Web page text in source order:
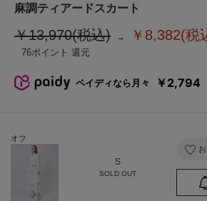
麻調ティアードスカート
￥13,970(税込) ￥8,382(税
76
オフ
S
SOLD OUT
ペイディなら月々 ￥2,794